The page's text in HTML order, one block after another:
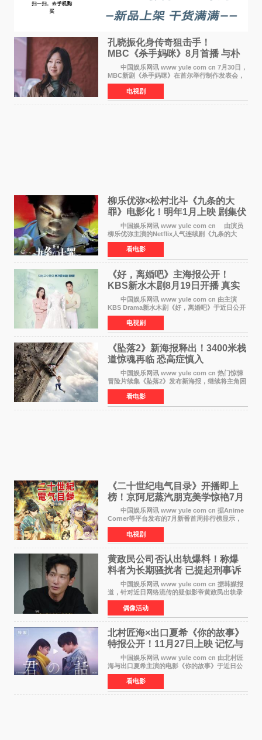
孔晓振化身传奇狙击手！
MBC《杀手妈咪》8月首播 与朴
恩斌展开收视对决
中国娱乐网讯 www yule com cn 7月30日，
MBC新剧《杀手妈咪》在首尔举行制作发表会，
主演孔晓振、郑准元、李相二、无真星、崔宇
成、李银泉等人一同出席，为新剧宣传造势。这
是孔晓振继《毛骨
电视剧
柳乐优弥×松村北斗《九条的大
罪》电影化！明年1月上映 剧集伏
笔将全面揭晓
中国娱乐网讯 www yule com cn 由演员
柳乐优弥主演的Netflix人气连续剧《九条的大
罪》正式宣布改编为电影，将于明年1月8日全国
上映。柳乐优弥与SixTONES松村北斗再度联
手，为观众带来这部
看电影
《好，离婚吧》主海报公开！
KBS新水木剧8月19日开播 真实
离婚体验记来袭
中国娱乐网讯 www yule com cn 由主演
KBS Drama新水木剧《好，离婚吧》于近日公开
主海报，正式进入开播倒计时。 海报中，男
女主角背对背站立，各自望向不同方向，中央的
空白与冷漠的表情
电视剧
《坠落2》新海报释出！3400米栈
道惊魂再临 恐高症慎入
中国娱乐网讯 www yule com cn 热门惊悚
冒险片续集《坠落2》发布新海报，继续将主角困
于绝境高处——这一次，是摇摇欲坠的徒步栈
道。该片将于今年9月2日北美上映，恐高症患者
请提前做好心理
看电影
《二十世纪电气目录》开播即上
榜！京阿尼蒸汽朋克美学惊艳7月
新番季
中国娱乐网讯 www yule com cn 据Anime
Corner等平台发布的7月新番首周排行榜显示，
由京都动画制作的《二十世纪电气目录》在多个
榜单中表现亮眼，位列AniLab全球TOP10第十
名。该剧改编自结
电视剧
黄政民公司否认出轨爆料！称爆
料者为长期骚扰者 已提起刑事诉
中国娱乐网讯 www yule com cn 据韩媒报
道，针对近日网络流传的疑似影帝黄政民出轨录
音及短信爆料，黄政民所属经纪公司于今日正式
发表声明，明确否认相关传闻。 公司表示，
爆料者是一名长
偶像活动
北村匠海×出口夏希《你的故事》
特报公开！11月27日上映 记忆与
初恋的奇幻交织
中国娱乐网讯 www yule com cn 由北村匠
海与出口夏希主演的电影《你的故事》于近日公
开特报影像，正式定档11月27日上映。 本片
改编自三秋缒同名小说，编剧由曾执笔《孤独摇
滚！》的吉田惠
看电影